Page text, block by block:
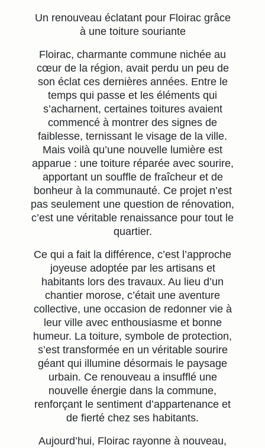
Un renouveau éclatant pour Floirac grâce
à une toiture souriante
Floirac, charmante commune nichée au
cœur de la région, avait perdu un peu de
son éclat ces dernières années. Entre le
temps qui passe et les éléments qui
s’acharnent, certaines toitures avaient
commencé à montrer des signes de
faiblesse, ternissant le visage de la ville.
Mais voilà qu’une nouvelle lumière est
apparue : une toiture réparée avec sourire,
apportant un souffle de fraîcheur et de
bonheur à la communauté. Ce projet n’est
pas seulement une question de rénovation,
c’est une véritable renaissance pour tout le
quartier.
Ce qui a fait la différence, c’est l’approche
joyeuse adoptée par les artisans et
habitants lors des travaux. Au lieu d’un
chantier morose, c’était une aventure
collective, une occasion de redonner vie à
leur ville avec enthousiasme et bonne
humeur. La toiture, symbole de protection,
s’est transformée en un véritable sourire
géant qui illumine désormais le paysage
urbain. Ce renouveau a insufflé une
nouvelle énergie dans la commune,
renforçant le sentiment d’appartenance et
de fierté chez ses habitants.
Aujourd’hui, Floirac rayonne à nouveau,